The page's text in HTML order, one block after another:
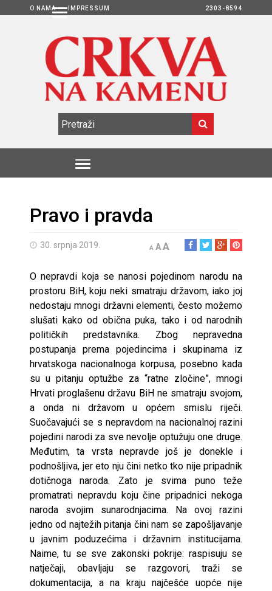
O NAMA IMPRESSUM 2303-8594
Pravo i pravda
30. srpnja 2019. A AA
O nepravdi koja se nanosi pojedinom narodu na
prostoru BiH, koju neki smatraju državom, iako joj
nedostaju mnogi državni elementi, često možemo
slušati kako od obična puka, tako i od narodnih
političkih predstavnika. Zbog nepravedna
postupanja prema pojedincima i skupinama iz
hrvatskoga nacionalnoga korpusa, posebno kada
su u pitanju optužbe za “ratne zločine”, mnogi
Hrvati proglašenu državu BiH ne smatraju svojom,
a onda ni državom u općem smislu riječi.
Suočavajući se s nepravdom na nacionalnoj razini
pojedini narodi za sve nevolje optužuju one druge.
Međutim, ta vrsta nepravde još je donekle i
podnošljiva, jer eto nju čini netko tko nije pripadnik
dotičnoga naroda. Zato je svima puno teže
promatrati nepravdu koju čine pripadnici nekoga
naroda svojim sunarodnjacima. Na ovoj razini
jedno od najtežih pitanja čini nam se zapošljavanje
u javnim poduzećima i državnim institucijama.
Naime, tu se sve zakonski pokrije: raspisuju se
natječaji, obavljaju se razgovori, traži se
dokumentacija, a na kraju najčešće uopće nije